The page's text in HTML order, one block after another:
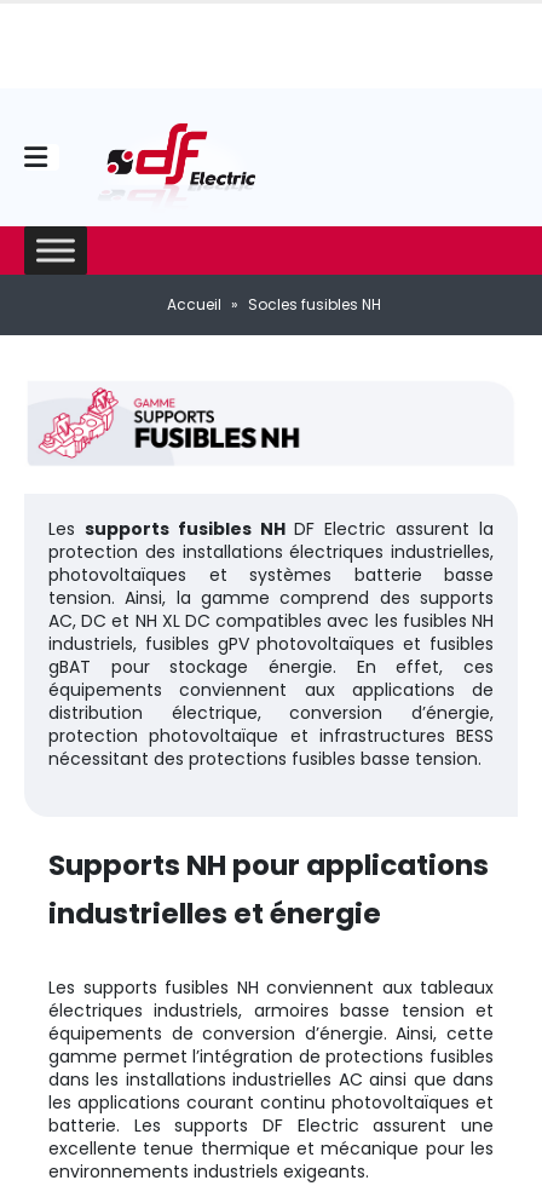
Accueil » Socles fusibles NH
Les supports fusibles NHDF Electric assurent la
protection des installations électriques industrielles,
photovoltaïques et systèmes batterie basse
tension. Ainsi, la gamme comprend des supports
AC, DC et NH XL DC compatibles avec les fusibles NH
industriels, fusibles gPV photovoltaïques et fusibles
gBAT pour stockage énergie. En effet, ces
équipements conviennent aux applications de
distribution électrique, conversion d’énergie,
protection photovoltaïque et infrastructures BESS
nécessitant des protections fusibles basse tension.
Supports NH pour applications
industrielles et énergie
Les supports fusibles NH conviennent aux tableaux
électriques industriels, armoires basse tension et
équipements de conversion d’énergie. Ainsi, cette
gamme permet l’intégration de protections fusibles
dans les installations industrielles AC ainsi que dans
les applications courant continu photovoltaïques et
batterie. Les supports DF Electric assurent une
excellente tenue thermique et mécanique pour les
environnements industriels exigeants.